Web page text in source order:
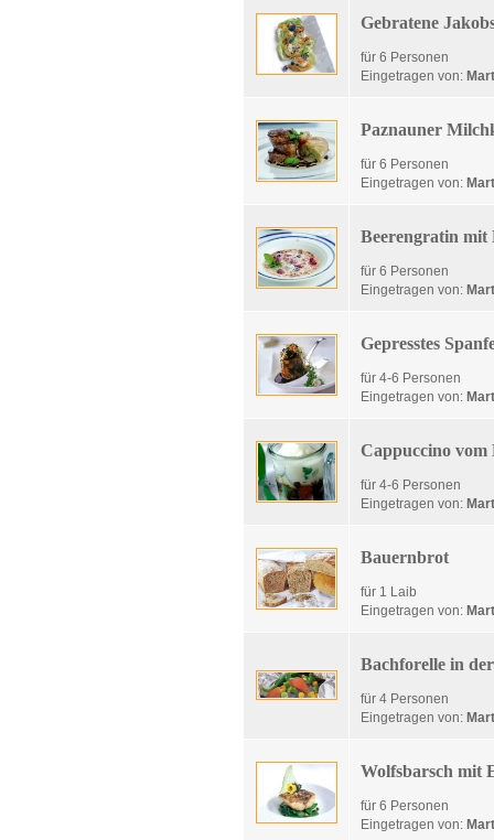
Gebratene
für 6 Personen
Eingetragen von:
Paznauner
für 6 Personen
Eingetragen von:
Beerengratin mit
für 6 Personen
Eingetragen von:
Gepresstes
für 4-6 Personen
Eingetragen von:
Cappuccino vom
für 4-6 Personen
Eingetragen von:
Bauernbrot
für 1 Laib
Eingetragen von:
Bachforelle in
für 4 Personen
Eingetragen von:
Wolfsbarsch mit
für 6 Personen
Eingetragen von: